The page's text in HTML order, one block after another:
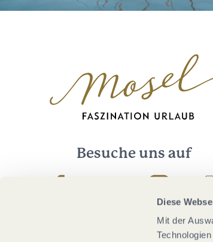
Diese
Mit der
Besuche uns auf